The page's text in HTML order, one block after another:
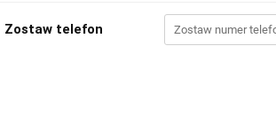
Zostaw telefon